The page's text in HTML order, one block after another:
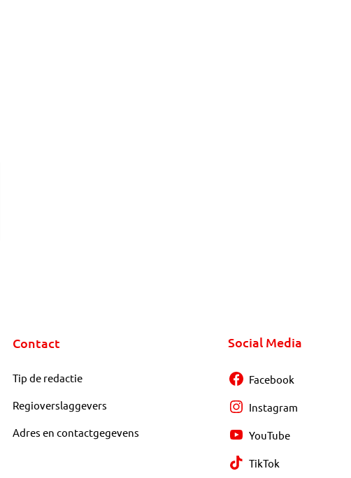
Contact
Tip de redactie
Regioverslaggevers
Adres en contactgegevens
Social Media
Facebook
Instagram
YouTube
TikTok